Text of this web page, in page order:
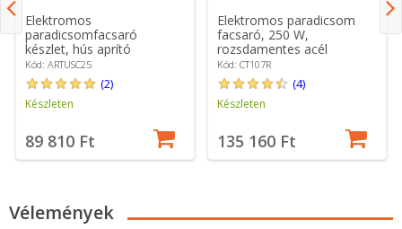
Elektromos
paradicsomfacsaró
készlet, hús aprító
tartozékkal, "Artus", 550W
– Cibustek
Kód: ARTUSC25
(2)
Készleten
89 810 Ft
Elektromos paradicsom
facsaró, 250 W,
rozsdamentes acél
tartozékokkal - Cibustek
Kód: CT107R
(4)
Készleten
135 160 Ft
Vélemények